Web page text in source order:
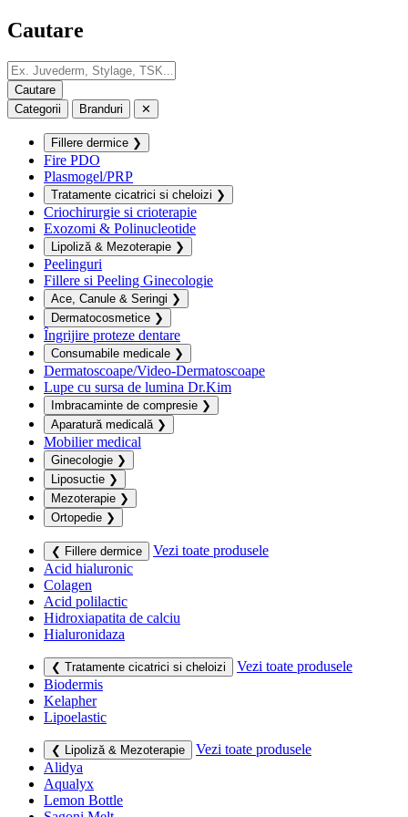
Cautare
Categorii Branduri ✕
Fillere dermice ❯
Fire PDO
Plasmogel/PRP
Tratamente cicatrici si cheloizi ❯
Criochirurgie si crioterapie
Exozomi & Polinucleotide
Lipoliză & Mezoterapie ❯
Peelinguri
Fillere si Peeling Ginecologie
Ace, Canule & Seringi ❯
Dermatocosmetice ❯
Îngrijire proteze dentare
Consumabile medicale ❯
Dermatoscoape/Video-Dermatoscoape
Lupe cu sursa de lumina Dr.Kim
Imbracaminte de compresie ❯
Aparatură medicală ❯
Mobilier medical
Ginecologie ❯
Liposuctie ❯
Mezoterapie ❯
Ortopedie ❯
❮ Fillere dermice
Vezi toate produsele
Acid hialuronic
Colagen
Acid polilactic
Hidroxiapatita de calciu
Hialuronidaza
❮ Tratamente cicatrici si cheloizi
Vezi toate produsele
Biodermis
Kelapher
Lipoelastic
❮ Lipoliză & Mezoterapie
Vezi toate produsele
Alidya
Aqualyx
Lemon Bottle